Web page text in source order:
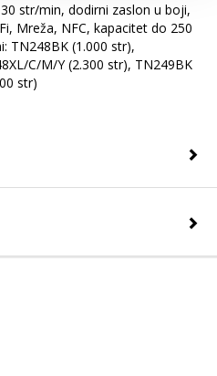
str/min, dodirni zaslon u boji,
Mreža, NFC, kapacitet do 250
TN248BK (1.000 str),
C/M/Y (2.300 str), TN249BK
str)